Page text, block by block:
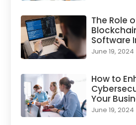
The Role
Software
June 19, 2024
How to
Your
June 19, 2024